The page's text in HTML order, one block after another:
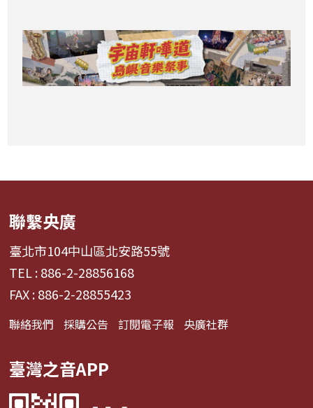
聯繫央廣
臺北市104中山區北安路55號
TEL : 886-2-28856168
FAX : 886-2-28855423
聯絡我們 採購公告 訂閱電子報 央廣社群
臺灣之音APP